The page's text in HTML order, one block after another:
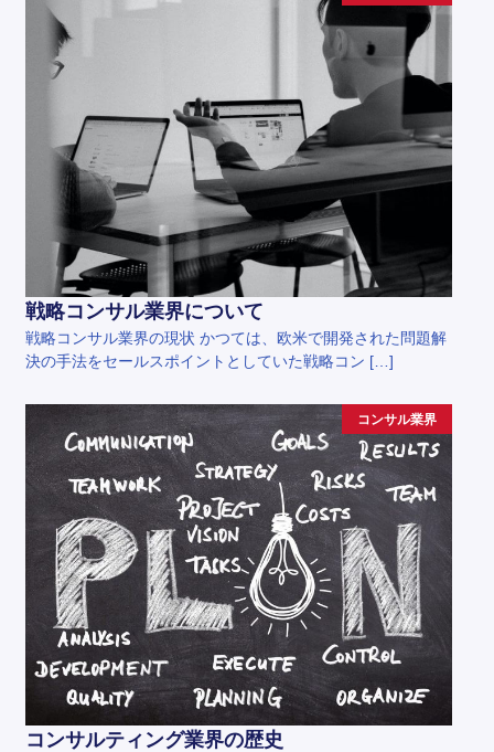
戦略コンサル業界について
戦略コンサル業界の現状 かつては、欧米で開発された問題解
決の手法をセールスポイントとしていた戦略コン […]
コンサル業界
コンサルティング業界の歴史